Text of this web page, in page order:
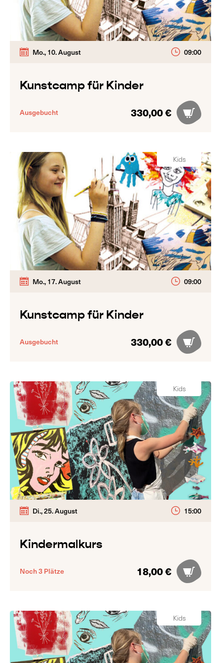
Mo., 10. August 09:00
Kunstcamp für Kinder
Ausgebucht 330,00 €
Kids
Mo., 17. August 09:00
Kunstcamp für Kinder
Ausgebucht 330,00 €
Kids
Di., 25. August 15:00
Kindermalkurs
Noch 3 Plätze 18,00 €
Kids